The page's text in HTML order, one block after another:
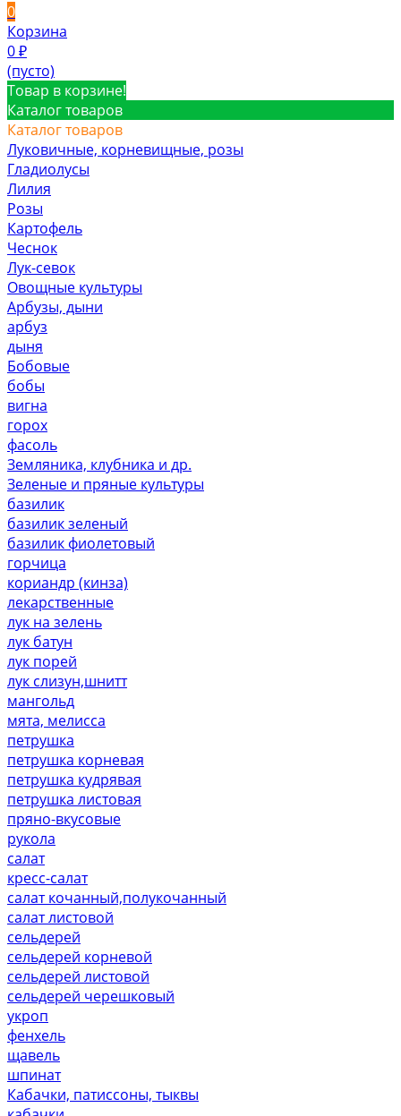
0
Корзина
0 ₽
(пусто)
Товар в корзине!
Каталог товаров
Каталог товаров
Луковичные, корневищные, розы
Гладиолусы
Лилия
Розы
Картофель
Чеснок
Лук-севок
Овощные культуры
Арбузы, дыни
арбуз
дыня
Бобовые
бобы
вигна
горох
фасоль
Земляника, клубника и др.
Зеленые и пряные культуры
базилик
базилик зеленый
базилик фиолетовый
горчица
кориандр (кинза)
лекарственные
лук на зелень
лук батун
лук порей
лук слизун,шнитт
мангольд
мята, мелисса
петрушка
петрушка корневая
петрушка кудрявая
петрушка листовая
пряно-вкусовые
рукола
салат
кресс-салат
салат кочанный,полукочанный
салат листовой
сельдерей
сельдерей корневой
сельдерей листовой
сельдерей черешковый
укроп
фенхель
щавель
шпинат
Кабачки, патиссоны, тыквы